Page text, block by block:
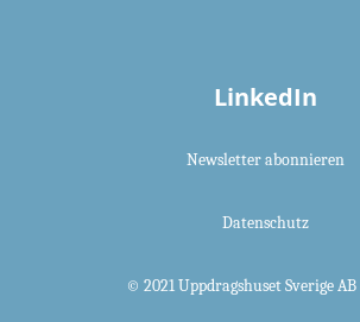
LinkedIn
Newsletter abonnieren
Datenschutz
© 2021 Uppdragshuset Sverige AB |